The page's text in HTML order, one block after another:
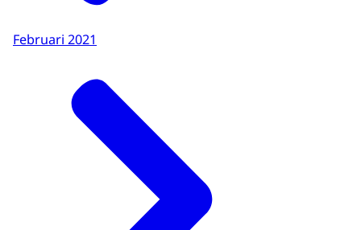
Februari 2021